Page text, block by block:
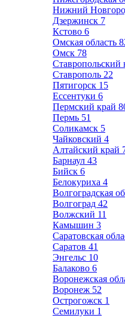
Нижний
Дзержинск 7
Кстово 6
Омская область
Омск 78
Ставропольский
Ставрополь 22
Пятигорск 15
Ессентуки 6
Пермский край
Пермь 51
Соликамск 5
Чайковский 4
Алтайский край
Барнаул 43
Бийск 6
Белокуриха 4
Волгоградская
Волгоград 42
Волжский 11
Камышин 3
Саратовская
Саратов 41
Энгельс 10
Балаково 6
Воронежская
Воронеж 52
Острогожск 1
Семилуки 1